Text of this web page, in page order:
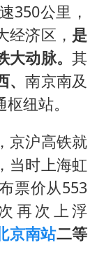
350公里，
经济区， 是
大动脉。其
、南京南及
纽站。
京沪高铁就
当时上海虹
票价从553
再次上浮
京南站二等